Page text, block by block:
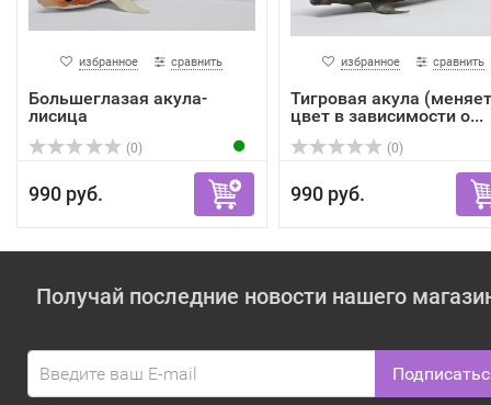
избранное сравнить
Большеглазая акула-
лисица
(0)
990 руб.
избранное сравнить
Тигровая акула (меняет
цвет в зависимости о...
(0)
990 руб.
Получай последние новости нашего